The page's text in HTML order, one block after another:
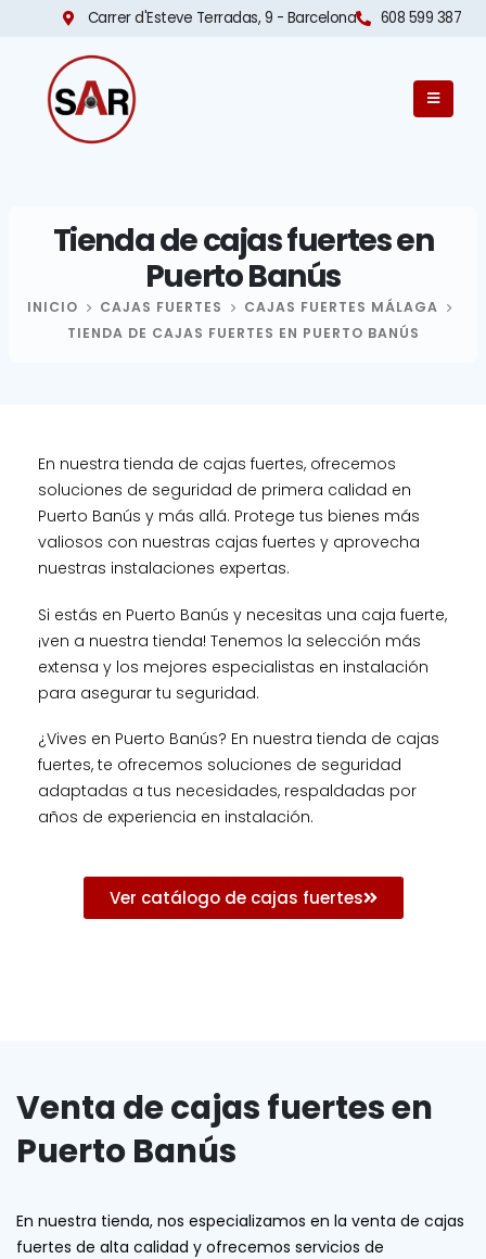
Carrer d'Esteve Terradas, 9 - Barcelona​ 608 599 387
Tienda de cajas fuertes en
Puerto Banús
INICIO CAJAS FUERTES
CAJAS FUERTES MÁLAGA
TIENDA DE CAJAS FUERTES EN PUERTO BANÚS
En nuestra tienda de cajas fuertes, ofrecemos
soluciones de seguridad de primera calidad en
Puerto Banús y más allá. Protege tus bienes más
valiosos con nuestras cajas fuertes y aprovecha
nuestras instalaciones expertas.
Si estás en Puerto Banús y necesitas una caja fuerte,
¡ven a nuestra tienda! Tenemos la selección más
extensa y los mejores especialistas en instalación
para asegurar tu seguridad.
¿Vives en Puerto Banús? En nuestra tienda de cajas
fuertes, te ofrecemos soluciones de seguridad
adaptadas a tus necesidades, respaldadas por
años de experiencia en instalación.
Ver catálogo de cajas fuertes
Venta de cajas fuertes en
Puerto Banús
En nuestra tienda, nos especializamos en la venta de cajas
fuertes de alta calidad y ofrecemos servicios de